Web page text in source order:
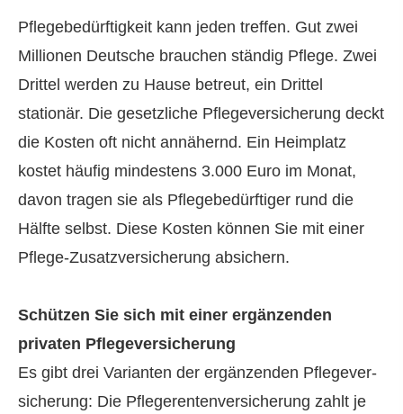
Pflegebedürftigkeit kann jeden treffen. Gut zwei
Millionen Deutsche brauchen ständig Pflege. Zwei
Drittel werden zu Hause betreut, ein Drittel
stationär. Die gesetzliche Pflege­ver­si­che­rung deckt
die Kosten oft nicht annähernd. Ein Heimplatz
kostet häufig mindestens 3.000 Euro im Monat,
davon tragen sie als Pflegebedürftiger rund die
Hälfte selbst. Diese Kosten können Sie mit einer
Pflege-Zusatzversicherung absichern.
Schützen Sie sich mit einer ergänzenden
privaten Pflege­ver­si­che­rung
Es gibt drei Varianten der ergänzenden Pflege­ver­
si­che­rung: Die Pfle­ge­ren­tenversicherung zahlt je